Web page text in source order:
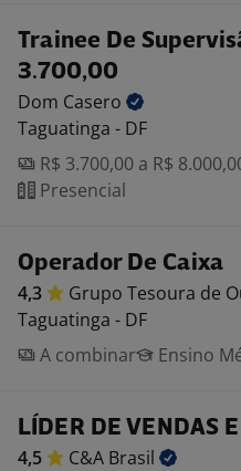
Trainee De
3.700,00
Dom Casero
Taguatinga - DF
R$ 3.700,00 a R$
Presencial
Operador De Caixa
4,3 Grupo Tesoura de
Taguatinga - DF
A combinar
Ensino
LÍDER DE VENDAS
4,5 C&A Brasil